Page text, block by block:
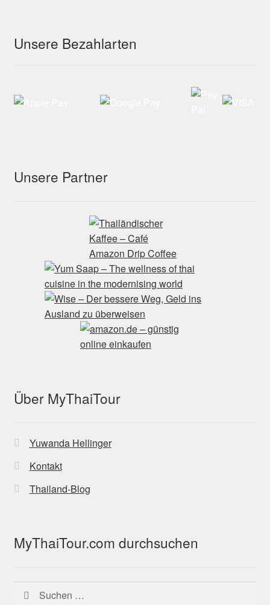
Unsere Bezahlarten
Unsere Partner
Über MyThaiTour
Yuwanda Hellinger
Kontakt
Thailand-Blog
MyThaiTour.com durchsuchen
Suchen